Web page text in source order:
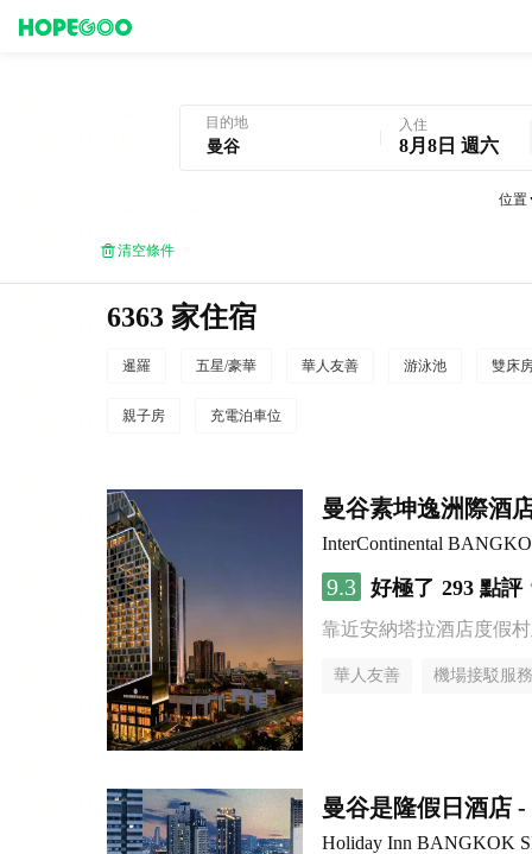
目的地 入住
8月8日 週六
位置
清空條件
6363 家住宿
暹羅 五星/豪華 華人友善 游泳池 雙床
親子房 充電泊車位
曼谷素坤逸洲際酒
InterContinental
9.3 好極了 293 點評
靠近安納塔拉酒店度假
華人友善 機場接駁服務
曼谷是隆假日酒店
Holiday Inn BANGKOK